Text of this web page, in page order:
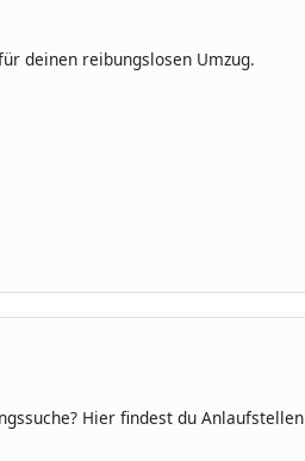
deinen reibungslosen Umzug.
Hier findest du Anlaufstellen